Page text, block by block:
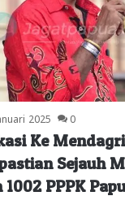
2025 0
Ke
Sejauh
PPPK